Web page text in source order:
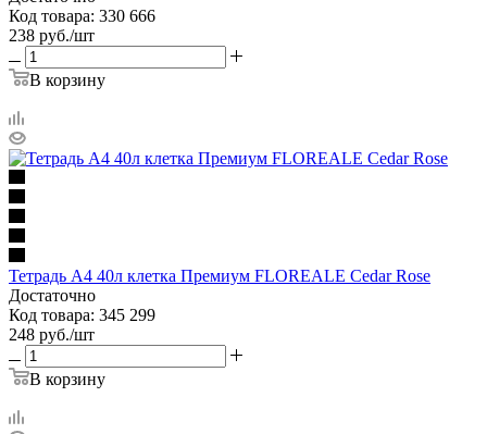
Код товара: 330 666
238 руб./шт
В корзину
Тетрадь А4 40л клетка Премиум FLOREALE Cedar Rose
Достаточно
Код товара: 345 299
248 руб./шт
В корзину